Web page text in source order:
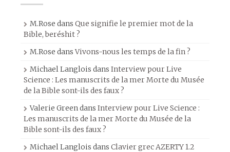
M.Rose dans Que signifie le premier mot de la
Bible, beréshit ?
M.Rose dansVivons-nous les temps de la fin ?
Michael Langlois dans Interview pour Live
Science : Les manuscrits de la mer Morte du Musée
de la Bible sont-ils des faux ?
Valerie Greendans Interview pour Live Science :
Les manuscrits de la mer Morte du Musée de la
Bible sont-ils des faux ?
Michael Langlois dans Clavier grec AZERTY 1.2